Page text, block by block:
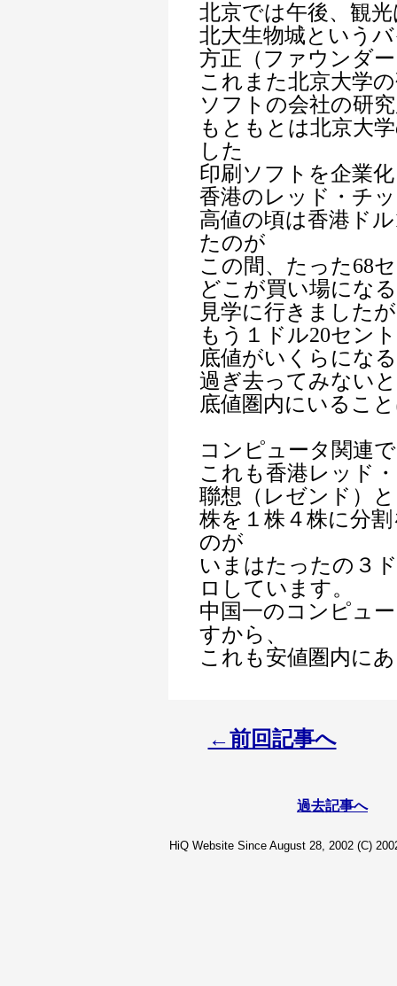
北京では午後、観
北大生物城という
方正（ファウンダ
これまた北京大学
ソフトの会社の研
もともとは北京大
した
印刷ソフトを企業
香港のレッド・チ
高値の頃は香港ド
たのが
この間、たった68
どこが買い場にな
見学に行きました
もう１ドル20セン
底値がいくらにな
過ぎ去ってみない
底値圏内にいるこ
コンピュータ関連
これも香港レッド
聯想（レゼンド）
株を１株４株に分
のが
いまはたったの３
ロしています。
中国一のコンピュ
すから、
これも安値圏内に
←前回記事へ
過去記事へ
HiQ Website Since August 28, 2002 (C)